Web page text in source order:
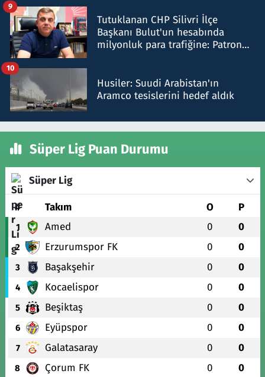
Tutuklanan CHP Silivri İlçe
Başkanı Bulut'un hesabında
milyonluk para trafiğine: Patron
9
Husiler: Suudi Arabistan'ın
Aramco tesislerini hedef aldık
10
Süper Lig Puan Durumu
Süper Lig
# Takım O P
1 Amed 0 0
2 Erzurumspor FK 0 0
3 Başakşehir 0 0
4 Kocaelispor 0 0
5 Beşiktaş 0 0
6 Eyüpspor 0 0
7 Galatasaray 0 0
8 Çorum FK 0 0